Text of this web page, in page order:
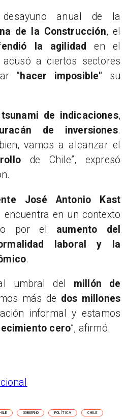
anual de la
de la Construcción, el
la agilidad
en el
a ciertos sectores
"hacer imposible" su
tsunami de indicaciones,
de inversiones.
vamos a alcanzar el
de Chile”, expresó
José Antonio Kast
en un contexto
por el aumento del
laboral y la
.
umbral del millón de
más de dos millones
informal y estamos
cero”, afirmó.
GOBIERNO POLÍTICA CHILE